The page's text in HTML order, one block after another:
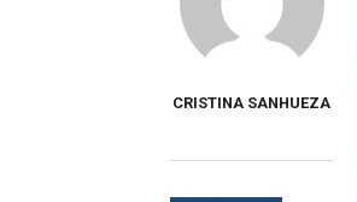
CRISTINA SANHUEZA